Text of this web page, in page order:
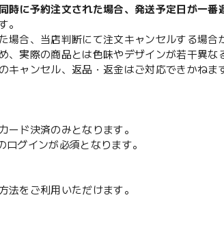
時に予約注文された場合、発送予定日が一番
。
場合、当店判断にて注文キャンセルする場合
、実際の商品とは色味やデザインが若干異な
キャンセル、返品・返金はご対応できかねま
ード決済のみとなります。
ログインが必須となります。
法をご利用いただけます。